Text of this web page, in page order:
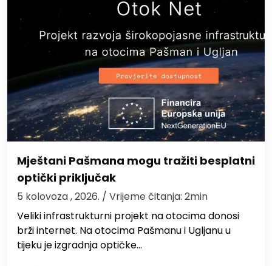
Mještani Pašmana mogu tražiti besplatni
optički priključak
5 kolovoza , 2026. / Vrijeme čitanja: 2min
Veliki infrastrukturni projekt na otocima donosi
brži internet. Na otocima Pašmanu i Ugljanu u
tijeku je izgradnja optičke…